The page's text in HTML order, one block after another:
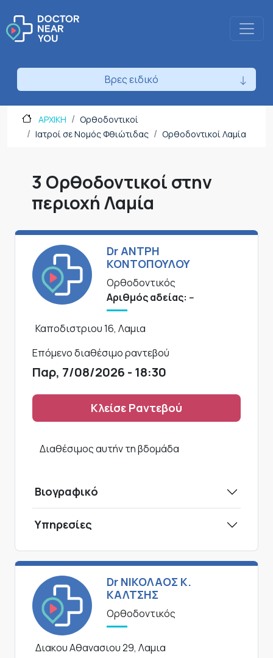
Βρες ειδικό
ΑΡΧΙΚΗ
Ορθοδοντικοί
Ιατροί σε Νομός Φθιώτιδας
Ορθοδοντικοί Λαμία
3 Ορθοδοντικοί στην
περιοχή Λαμία
Dr ΑΝΤΡΗ
ΚΟΝΤΟΠΟΥΛΟΥ
Ορθοδοντικός
Αριθμός αδείας: --
Καποδιστριου 16, Λαμια
Επόμενο διαθέσιμο ραντεβού
Παρ, 7/08/2026 - 18:30
Κλείσε Ραντεβού
Διαθέσιμος αυτήν τη βδομάδα
Βιογραφικό
Υπηρεσίες
Dr ΝΙΚΟΛΑΟΣ Κ.
ΚΑΛΤΣΗΣ
Ορθοδοντικός
Διακου Αθανασιου 29, Λαμια